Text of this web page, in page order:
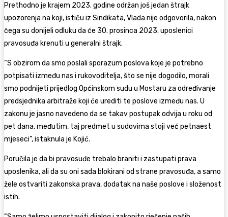
Prethodno je krajem 2023. godine održan još jedan štrajk
upozorenja na koji, ističu iz Sindikata, Vlada nije odgovorila, nakon
čega su donijeli odluku da će 30. prosinca 2023. uposlenici
pravosuđa krenuti u generalni štrajk.
“S obzirom da smo poslali sporazum poslova koje je potrebno
potpisati između nas i rukovoditelja, što se nije dogodilo, morali
smo podnijeti prijedlog Općinskom sudu u Mostaru za određivanje
predsjednika arbitraže koji će urediti te poslove između nas. U
zakonu je jasno navedeno da se takav postupak odvija u roku od
pet dana, međutim, taj predmet u sudovima stoji već petnaest
mjeseci”, istaknula je Kojić.
Poručila je da bi pravosuđe trebalo braniti i zastupati prava
uposlenika, ali da su oni sada blokirani od strane pravosuđa, a samo
žele ostvariti zakonska prava, dodatak na naše poslove i složenost
istih.